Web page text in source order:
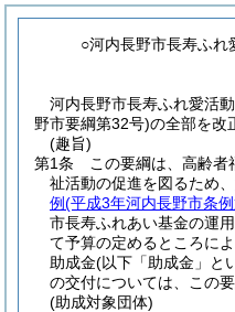
○河内長野市長寿ふれ
河内長野市長寿ふれ愛活
野市要綱第32号)の全部を改
(趣旨)
第1条
この要綱は、高齢
祉活動の促進を図るため、
例(平成3年河内長野市条
市長寿ふれあい基金の運
て予算の定めるところに
助成金(以下「助成金」と
の交付については、この
(助成対象団体)